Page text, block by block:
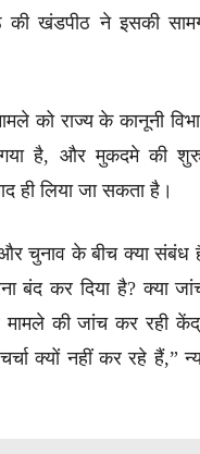
की खंडपीठ ने इसकी
को राज्य के कानूनी
है, और मुकदमे की
ही लिया जा सकता है।
और चुनाव के बीच क्या संबंध
बंद कर दिया है? क्या
मामले की जांच कर रही
क्यों नहीं कर रहे हैं,”